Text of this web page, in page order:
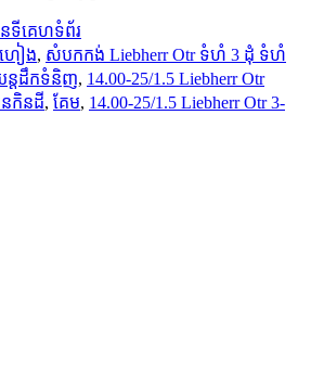
ទីគេហទំព័រ
ហៀង, សំបកកង់ Liebherr Otr ទំហំ 3 ដុំ ទំហំ
ន្តដឹកទំនិញ, 14.00-25/1.5 Liebherr Otr
កិនដី, គែម, 14.00-25/1.5 Liebherr Otr 3-